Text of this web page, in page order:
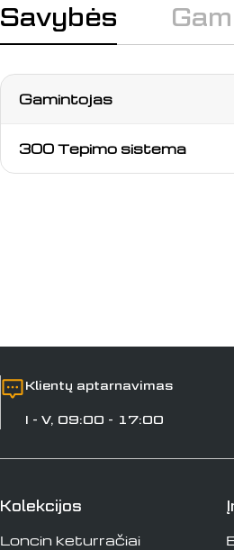
Savybės
Gamintojas
300 Tepimo sistema
Klientų aptarnavimas
I - V, 09:00 - 17:00
Kolekcijos
Loncin keturračiai